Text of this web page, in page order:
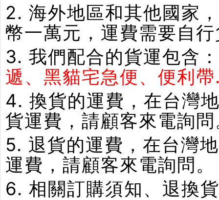
2. 海外地區和其他國家
幣一萬元，運費需要自
3. 我們配合的貨運包含：
遞、黑貓宅急便、便利
4. 換貨的運費，在台灣
貨運費，請顧客來電詢
5. 退貨的運費，在台灣
運費，請顧客來電詢問。
6. 相關訂購須知、退換